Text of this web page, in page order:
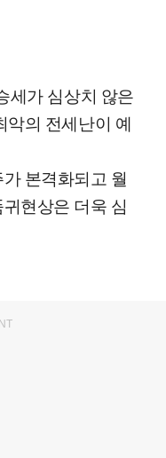
세가 심상치 않은
악의 전세난이 예
본격화되고 월
현상은 더욱 심